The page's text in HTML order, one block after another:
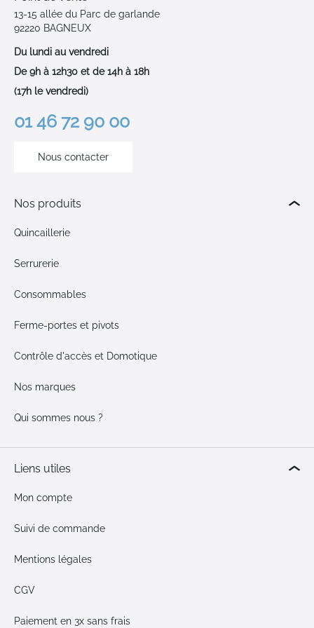
13-15 allée du Parc de garlande
92220 BAGNEUX
Du lundi au vendredi
De 9h à 12h30 et de 14h à 18h
(17h le vendredi)
01 46 72 90 00
Nous contacter
Nos produits
Quincaillerie
Serrurerie
Consommables
Ferme-portes et pivots
Contrôle d'accès et Domotique
Nos marques
Qui sommes nous ?
Liens utiles
Mon compte
Suivi de commande
Mentions légales
CGV
Paiement en 3x sans frais